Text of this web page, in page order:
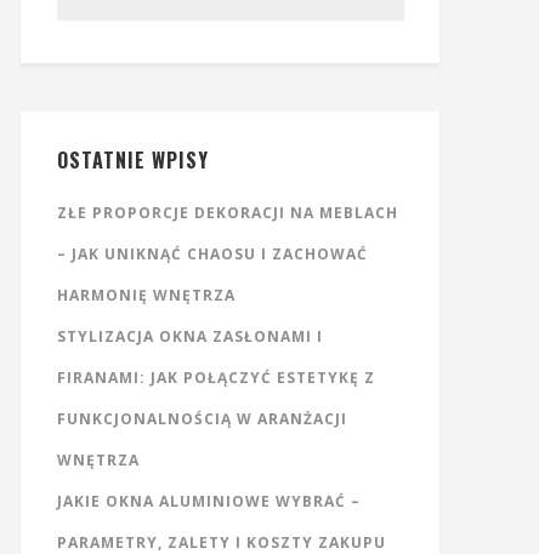
OSTATNIE WPISY
ZŁE PROPORCJE DEKORACJI NA MEBLACH
– JAK UNIKNĄĆ CHAOSU I ZACHOWAĆ
HARMONIĘ WNĘTRZA
STYLIZACJA OKNA ZASŁONAMI I
FIRANAMI: JAK POŁĄCZYĆ ESTETYKĘ Z
FUNKCJONALNOŚCIĄ W ARANŻACJI
WNĘTRZA
JAKIE OKNA ALUMINIOWE WYBRAĆ –
PARAMETRY, ZALETY I KOSZTY ZAKUPU